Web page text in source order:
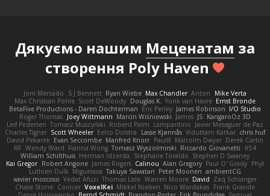
Дякуємо нашим Меценатам за
створення Poly Haven
Joni Mercado S J Bennett Ryan Wiebe Max Chandler Anton
Mike Verta
Max Christian Pohle Scott DeWoody Douglas K. Yorik van Havre Ernst Bronde
BetaFive Productions - Daren Dochterman Eric Perley James Robinson I/O Studio
Roger Thomas Joey Wittmann Marcin Wiśniewski James JS KangaroOz 3D
Leif Pedersen Tomasz Muszyński Roberd Palm Lampantino Javier Meseguer de Paz
Charles Tigner Scott Wheeler Eelco Dolstra Lasse Kjønnås Viduttam Katkar chris huf
David Pekarek Evan Seccombe Manfred Knorr PaulR Malcolm Dwyer Derek Carlin
RF Wendy Ward Fianna Wong Tomasz Wyszolmirski Riccardo Giovanetti fr54
William Schilthuis Herman Idzerda Stephane Toraldo Stephen D Swaney
Kai Gregor Robert Angone James Rogers Calinou Alan Gregory Paul O' Grady Phyl
Luthien Dulk Miguelaxa Takuya Sawatari Peter Moonen ambientCG
xavier moscoso Vedat Afuzi Thomas Lisle Warren Moore David Zaq Schlanger
Chase Stone Conicer VoxelKei Mikkel Nielsen Nico Wardakas Frank Grande